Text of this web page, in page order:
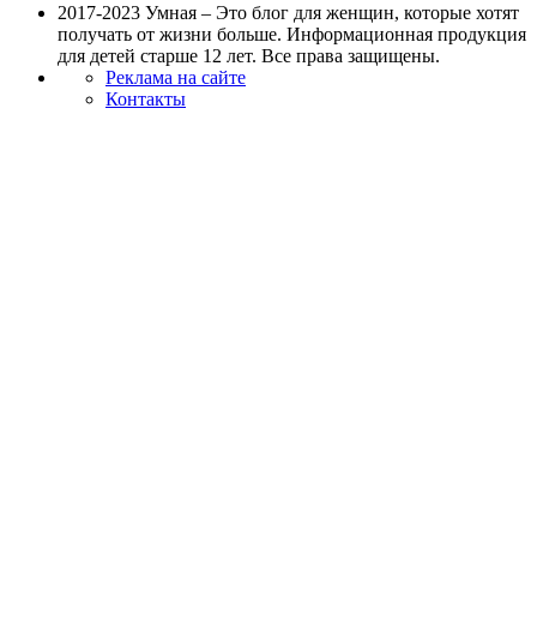
2017-2023 Умная – Это блог для женщин, которые хотят
получать от жизни больше. Информационная продукция
для детей старше 12 лет. Все права защищены.
Реклама на сайте
Контакты